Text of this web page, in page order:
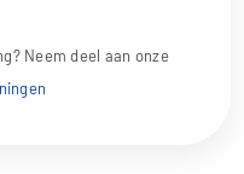
Neem deel aan onze